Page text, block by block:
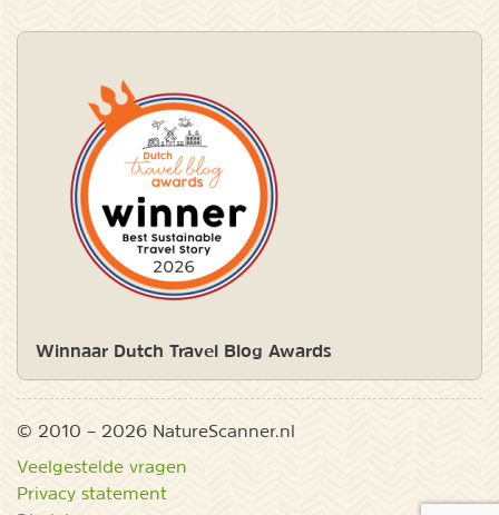
Winnaar Dutch Travel Blog Awards
© 2010 – 2026 NatureScanner.nl
Veelgestelde vragen
Privacy statement